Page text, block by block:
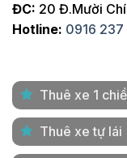
ĐC: 20 Đ.Mười
Hotline: 0916
Thuê xe 1
Thuê xe tự lái